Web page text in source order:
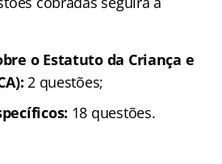
o Estatuto da Criança e
2 questões;
18 questões.